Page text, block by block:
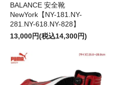
BALANCE 安全靴
NewYork【NY-181.NY-
281.NY-618.NY-828】
13,000円(税込14,300円)